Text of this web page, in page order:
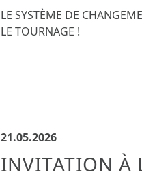
LE SYSTÈME DE
LE TOURNAGE !
21.05.2026
INVITATION À